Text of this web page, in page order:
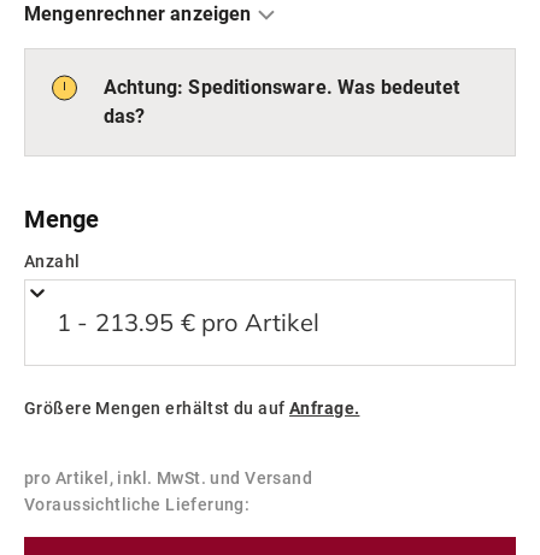
Mengenrechner anzeigen
Länge (m):
Achtung: Speditionsware. Was bedeutet
das?
Vertragsschluss (bei vereinbarter Vorauszahlung
nach dem Zeitpunkt deiner Zahlungsanweisung).
Bitte teile uns eine Telefonnummer mit, unter der
Abstellgenehmigung am Bordstein aus.
Weitere Informationen
Menge
Anzahl
1 - 213.95 € pro Artikel
Größere Mengen erhältst du auf Anfrage.
pro Artikel, inkl. MwSt. und Versand
Voraussichtliche Lieferung: